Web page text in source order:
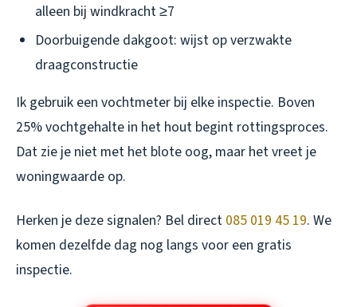
alleen bij windkracht ≥7
Doorbuigende dakgoot: wijst op verzwakte
draagconstructie
Ik gebruik een vochtmeter bij elke inspectie. Boven
25% vochtgehalte in het hout begint rottingsproces.
Dat zie je niet met het blote oog, maar het vreet je
woningwaarde op.
Herken je deze signalen? Bel direct 085 019 45 19. We
komen dezelfde dag nog langs voor een gratis
inspectie.